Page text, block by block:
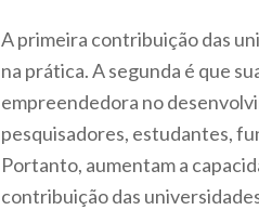
A primeira contribuição das
na prática. A segunda é que
empreendedora no
pesquisadores, estudantes,
Portanto, aumentam a
contribuição das